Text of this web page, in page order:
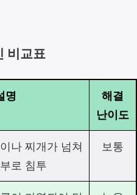
비교표
명
해결
난이도
나 찌개가 넘쳐
로 침투
보통